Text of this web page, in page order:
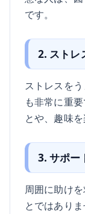
です。
2. ストレ
ストレスを
も非常に重
とや、趣味
3. サポー
周囲に助け
とではあり